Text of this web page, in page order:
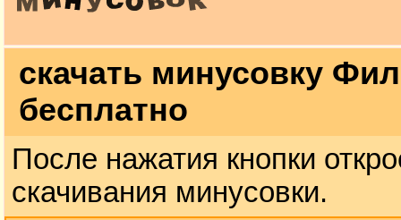
скачать минусовку
бесплатно
После нажатия кнопки
скачивания минусовки.